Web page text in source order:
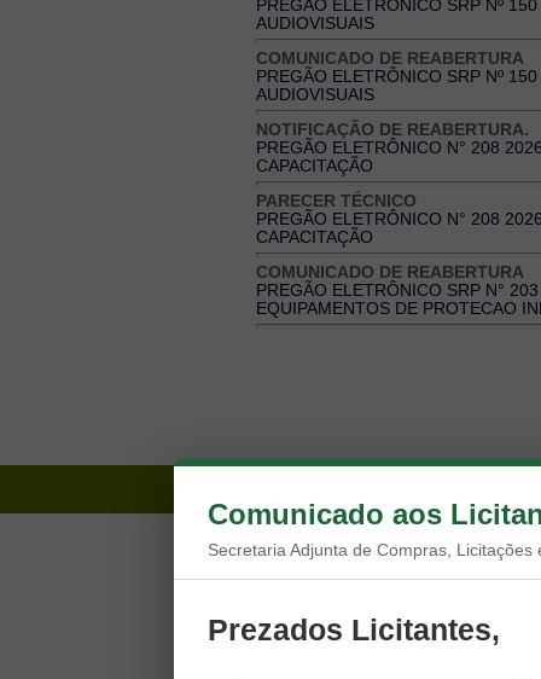
PREGÃO ELETRÔNICO SRP Nº
AUDIOVISUAIS
COMUNICADO DE REABERTURA
PREGÃO ELETRÔNICO SRP Nº
AUDIOVISUAIS
NOTIFICAÇÃO DE REABERTURA.
PREGÃO ELETRÔNICO N° 208
CAPACITAÇÃO
PARECER TÉCNICO
PREGÃO ELETRÔNICO N° 208
CAPACITAÇÃO
COMUNICADO DE REABERTURA
PREGÃO ELETRÔNICO SRP N°
EQUIPAMENTOS DE PROTECAO
Comunicado aos
Secretaria Adjunta de Compras, Licitações
Prezados Licitantes,